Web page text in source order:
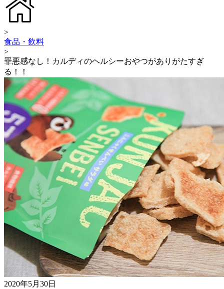
>
食品・飲料
>
罪悪感なし！カルディのヘルシーおやつがありがたすぎ
る！！
2020年5月30日